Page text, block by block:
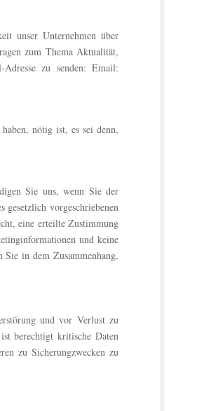
unser Unternehmen über
zum Thema Aktualität,
zu senden: Email:
nötig ist, es sei denn,
Sie uns, wenn Sie der
vorgeschriebenen
eine erteilte Zustimmung
und keine
in dem Zusammenhang,
und vor Verlust zu
berechtigt kritische Daten
zu Sicherungzwecken zu